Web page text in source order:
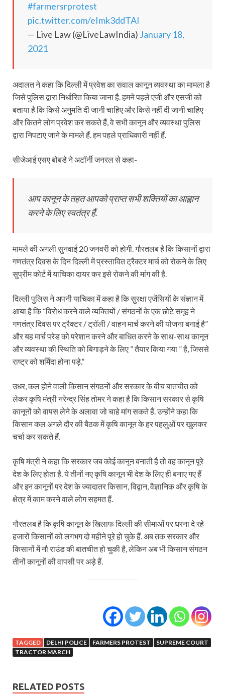
#farmersrprotest
pic.twitter.com/eImk3ddTAI
— Live Law (@LiveLawIndia) January 18,
2021
अदालत ने कहा कि दिल्ली में प्रवेश का सवाल कानून व्यवस्था का मामला है
जिसे पुलिस द्वारा निर्धारित किया जाना है. हमने पहले एजी और एसजी को
बताया है कि किसे अनुमति दी जानी चाहिए और किसे नहीं दी जानी चाहिए
और कितने लोग प्रवेश कर सकते हैं, वे सभी कानून और व्यवस्था पुलिस
द्वारा निपटाए जाने के मामले हैं. हम पहले प्राधिकारी नहीं हैं.
सीजेआई एसए बोबडे ने अटॉर्नी जनरल से कहा-
आप कानून के तहत आपको प्राप्त सभी शक्तियों का आह्वान
करने के लिए स्वतंत्र हैं.
मामले की अगली सुनवाई 20 जनवरी को होगी. गौरतलब है कि किसानों द्वारा
गणतंत्र दिवस के दिन दिल्ली में प्रस्तावित ट्रैक्टर मार्च को रोकने के लिए
सुप्रीम कोर्ट में याचिका दायर कर इसे रोकने की मांग की है.
दिल्ली पुलिस ने अपनी याचिका में कहा है कि सुरक्षा एजेंसियों के संज्ञान में
आया है कि “विरोध करने वाले व्यक्तियों / संगठनों के एक छोटे समूह ने
गणतंत्र दिवस पर ट्रैक्टर / ट्रॉली / वाहन मार्च करने की योजना बनाई है”
और यह मार्च परेड को परेशान करने और बाधित करने के साथ-साथ कानून
और व्यवस्था की स्थिति को बिगाड़ने के लिए ” तैयार किया गया ” है, जिससे
राष्ट्र को शर्मिंदा होना पड़े.”
उधर, कल होने वाली किसान संगठनों और सरकार के बीच बातचीत को
लेकर कृषि मंत्री नरेन्‍द्र सिंह तोमर ने कहा है कि किसान सरकार से कृषि
कानूनों को वापस लेने के अलावा जो चाहे मांग सकते हैं. उन्होंने कहा कि
किसान कल अगले दौर की बैठक में कृषि कानून के हर पहलुओं पर खुलकर
चर्चा कर सकते हैं.
कृषि मंत्री ने कहा कि सरकार जब कोई कानून बनाती है तो वह कानून पूरे
देश के लिए होता है. ये तीनों नए कृषि कानून भी देश के लिए ही बनाए गए हैं
और इन कानूनों पर देश के ज्यादातर किसान, विद्वान, वैज्ञानिक और कृषि के
क्षेत्र में काम करने वाले लोग सहमत हैं.
गौरतलब है कि कृषि कानून के खिलाफ दिल्ली की सीमाओं पर धरना दे रहे
हजारों किसानों को लगभग दो महीने पूरे हो चुके हैं. अब तक सरकार और
किसानों में नौ राउंड की बातचीत हो चुकी है, लेकिन अब भी किसान संगठन
तीनों कानूनों की वापसी पर अड़े हैं.
TAGGED DELHI POLICE FARMERS PROTEST
SUPREME COURT
TRACTOR MARCH
RELATED POSTS